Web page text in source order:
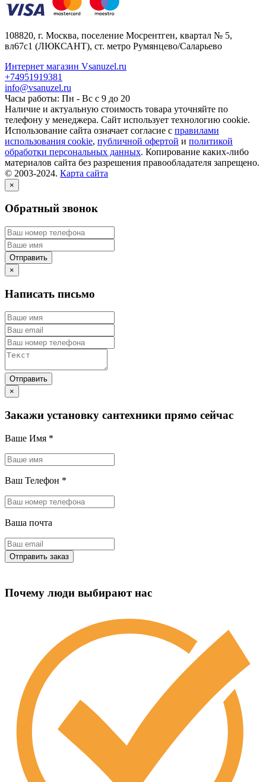
108820, г. Москва, поселение Мосрентген, квартал № 5,
вл67с1 (ЛЮКСАНТ), ст. метро Румянцево/Саларьево
Интернет магазин Vsanuzel.ru
+74951919381
info@vsanuzel.ru
Часы работы: Пн - Вс с 9 до 20
Наличие и актуальную стоимость товара уточняйте по
телефону у менеджера. Сайт использует технологию cookie.
Использование сайта означает согласие с правилами
использования cookie, публичной офертой и политикой
обработки персональных данных. Копирование каких-либо
материалов сайта без разрешения правообладателя запрещено.
© 2003-2024. Карта сайта
×
Обратный звонок
×
Написать письмо
×
Закажи установку сантехники прямо сейчас
Ваше Имя *
Ваш Телефон *
Ваша почта
Почему люди выбирают нас